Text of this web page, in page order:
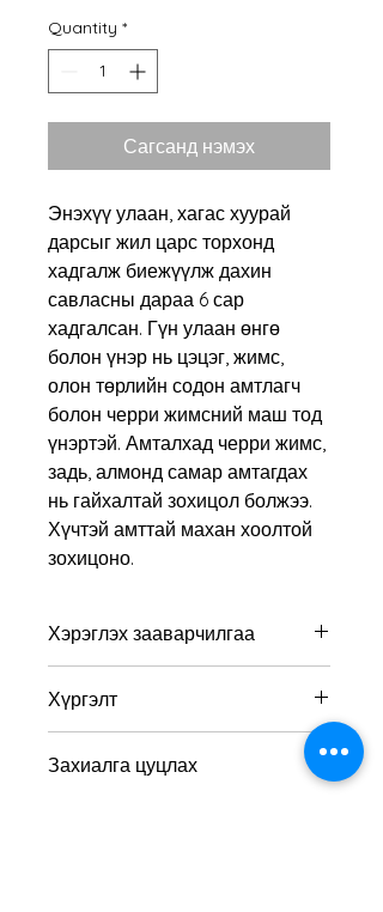
Quantity *
Сагсанд нэмэх
Энэхүү улаан, хагас хуурай
дарсыг жил царс торхонд
хадгалж биежүүлж дахин
савласны дараа 6 сар
хадгалсан. Гүн улаан өнгө
болон үнэр нь цэцэг, жимс,
олон төрлийн содон амтлагч
болон черри жимсний маш тод
үнэртэй. Амталхад черри жимс,
задь, алмонд самар амтагдах
нь гайхалтай зохицол болжээ.
Хүчтэй амттай махан хоолтой
зохицоно.
Хэрэглэх зааварчилгаа
температур: 16-18 °C
Алкоголийн хэмжээ: 14%
Хүргэлт
төлбөрөө зааврын дагуу бүрэн
Захиалга цуцлах